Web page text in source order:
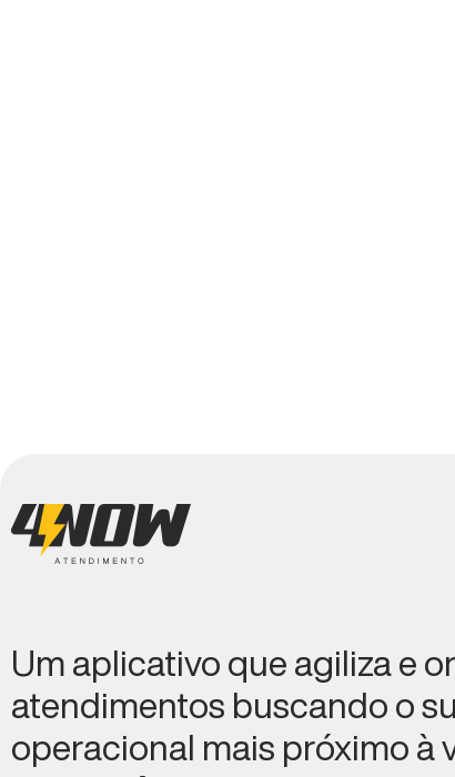
Um aplicativo que agiliza e
atendimentos buscando o
operacional mais próximo à